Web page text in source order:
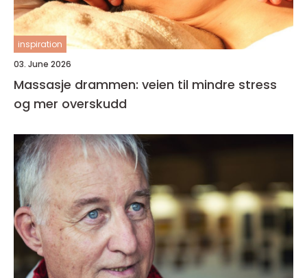
inspiration
03. June 2026
Massasje drammen: veien til mindre stress
og mer overskudd